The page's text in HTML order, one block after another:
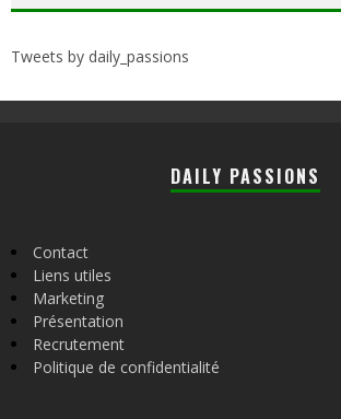
Tweets by daily_passions
DAILY PASSIONS
Contact
Liens utiles
Marketing
Présentation
Recrutement
Politique de confidentialité